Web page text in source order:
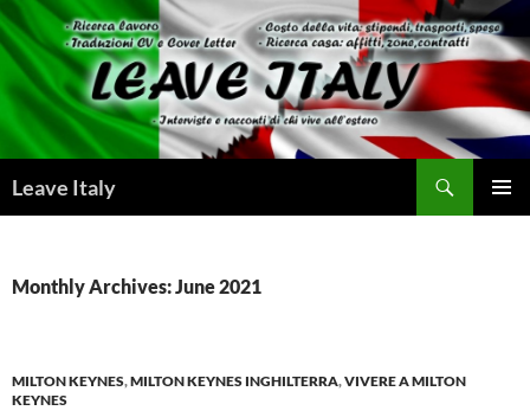
Skip
to
content
Leave Italy
Monthly Archives: June 2021
MILTON KEYNES,MILTON KEYNES INGHILTERRA,VIVERE A MILTON
KEYNES